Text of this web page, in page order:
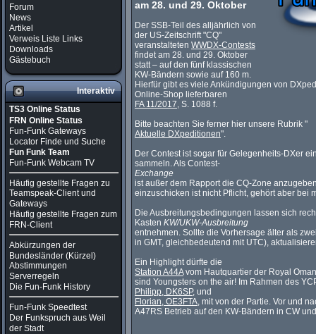
Forum
News
Artikel
Verweis Liste Links
Downloads
Gästebuch
Interaktiv
TS3 Online Status
FRN Online Status
Fun-Funk Gateways
Locator Finde und Suche
Fun Funk Team
Fun-Funk Webcam TV
Häufig gestellte Fragen zu
Teamspeak-Client und
Gateways
Häufig gestellte Fragen zum
FRN-Client
Abkürzungen der
Bundesländer (Kürzel)
Abstimmungen
Serverregeln
Die Fun-Funk History
Fun-Funk Speedtest
Der Funkspruch aus Weil
der Stadt
am 28. und 29. Oktober
Der SSB-Teil des alljährlich von
der US-Zeitschrift "CQ"
veranstalteten WWDX-Contests
findet am 28. und 29. Oktober
statt – auf den fünf klassischen
KW-Bändern sowie auf 160 m.
Hierfür gibt es viele Ankündigungen von
Online-Shop lieferbaren
FA 11/2017, S. 1088 f.
Bitte beachten Sie ferner hier unsere Rubrik "
Aktuelle DXpeditionen".
Der Contest ist sogar für Gelegenheits-DXer
sammeln. Als Contest-
Exchange
ist außer dem Rapport die CQ-Zone
einzuschicken ist nicht Pflicht, gehört aber bei
Die Ausbreitungsbedingungen lassen sich
Kasten KW/UKW-Ausbreitung
entnehmen. Sollte die Vorhersage älter als
in GMT, gleichbedeutend mit UTC),
Ein Highlight dürfte die
Station A44Avom Hautquartier der Royal
sind Youngsters on the air! Im Rahmen des
Philipp, DK6SP, und
Florian, OE3FTA, mit von der Partie. Vor und
A47RS Betrieb auf den KW-Bändern in CW